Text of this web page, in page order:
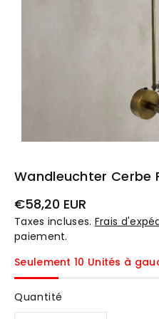
Wandleuchter Cerbe
Prix
habituel
€58,20 EUR
Taxes incluses. Frais
paiement.
Seulement 10 Unités à
Quantité